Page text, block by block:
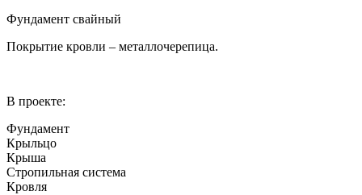
Фундамент свайный
Покрытие кровли – металлочерепица.
В проекте:
Фундамент
Крыльцо
Крыша
Стропильная система
Кровля